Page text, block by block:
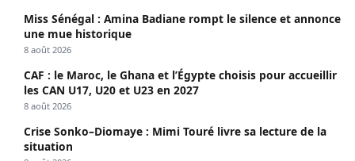
Miss Sénégal : Amina Badiane rompt le silence et annonce
une mue historique
8 août 2026
CAF : le Maroc, le Ghana et l’Égypte choisis pour accueillir
les CAN U17, U20 et U23 en 2027
8 août 2026
Crise Sonko–Diomaye : Mimi Touré livre sa lecture de la
situation